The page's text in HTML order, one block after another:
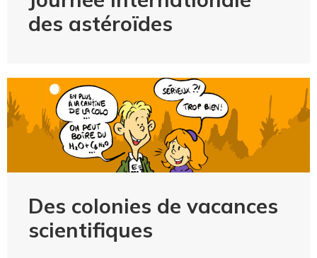
des astéroïdes
Des colonies de vacances
scientifiques